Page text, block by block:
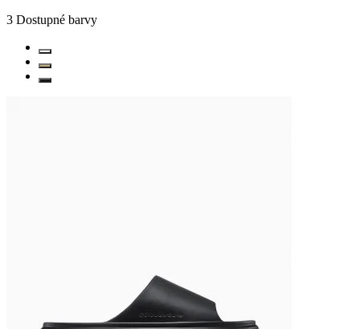
3 Dostupné barvy